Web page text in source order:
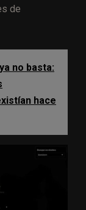
de
no basta:
hace